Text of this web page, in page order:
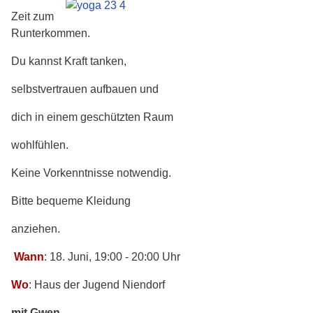
Zeit zum
Runterkommen.
Du kannst Kraft tanken,
selbstvertrauen aufbauen und
dich in einem geschützten Raum
wohlfühlen.
Keine Vorkenntnisse notwendig.
Bitte bequeme Kleidung
anziehen.
Wann: 18. Juni, 19:00 - 20:00 Uhr
Wo: Haus der Jugend Niendorf